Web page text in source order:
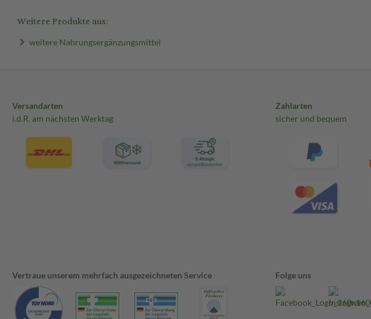
Weitere Produkte aus:
weitere Nahrungsergänzungsmittel
Versandarten
i.d.R. am nächsten Werktag
Zahlarten
sicher und bequem
Vertraue unserem mehrfach ausgezeichneten Service Folge uns